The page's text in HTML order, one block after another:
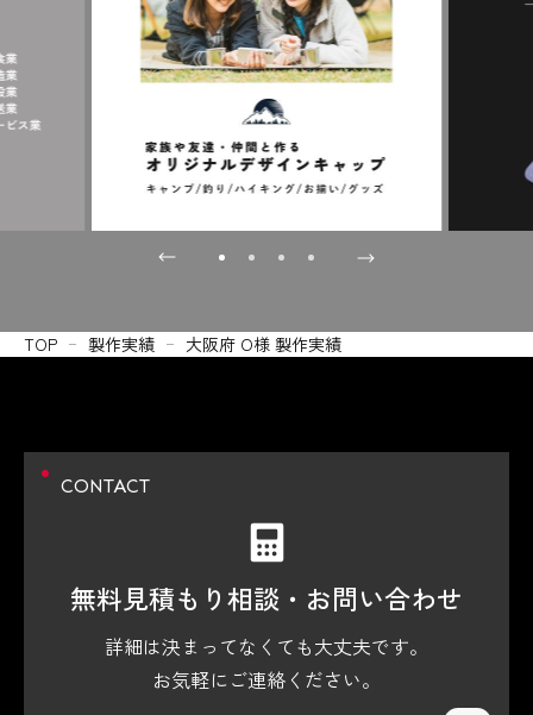
TOP 製作実績 大阪府 O様 製作実績
CONTACT
無料見積もり相談・ お問い合わせ
詳細は決まってなくても大丈夫です。
お気軽にご連絡ください。